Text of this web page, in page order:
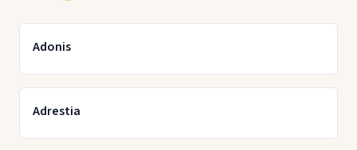
Adonis
Adrestia